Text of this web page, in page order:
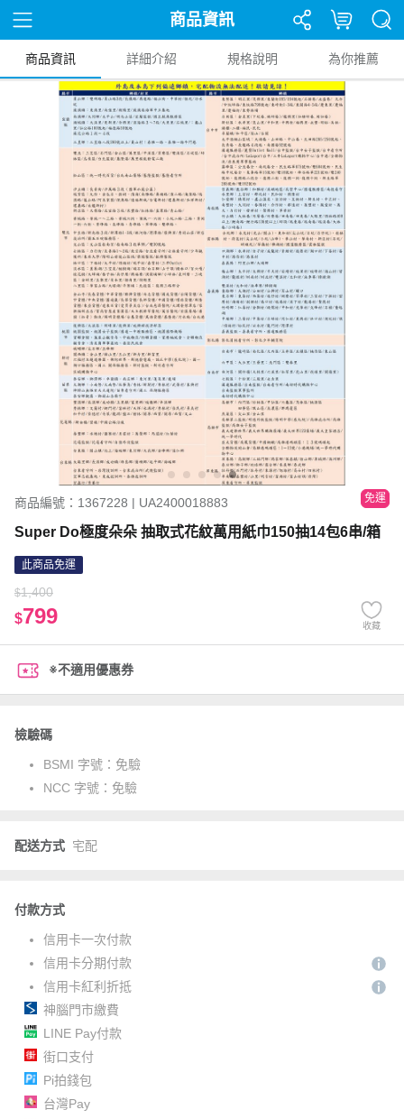
商品資訊
商品資訊 詳細介紹 規格說明 為你推薦
商品編號：1367228 | UA2400018883 免運
Super Do極度朵朵 抽取式花紋萬用紙巾150抽14包6串/箱
此商品免運
$1,400
$799 收藏
※不適用優惠券
檢驗碼
BSMI 字號： 免驗
NCC 字號： 免驗
配送方式 宅配
付款方式
信用卡一次付款
信用卡分期付款
信用卡紅利折抵
神腦門市繳費
LINE Pay付款
街口支付
Pi拍錢包
台灣Pay